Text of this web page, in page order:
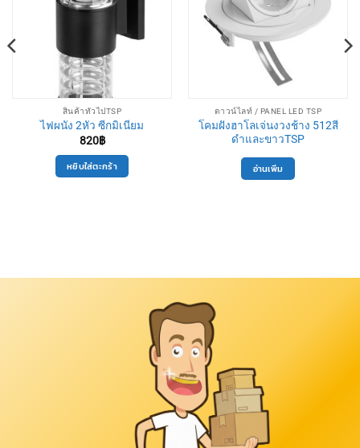
สินค้าทั่วไปTSP
ไฟผนัง 2หัว ซีกมิเนียม
820฿
หยิบใส่ตะกร้า
ดาวน์ไลท์ / PANEL LED TSP
โคมฝังฮาโลเจ่นงวงช้าง 512สี
ดำและขาวTSP
อ่านเพิ่ม